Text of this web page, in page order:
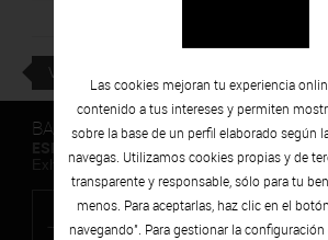
VOLVER
BARCELONA
ESPAIS VOLART
Exhibiciones temporales Arte Contemporáneo
Las cookies mejoran tu experiencia
contenido a tus intereses y permiten
sobre la base de un perfil elaborado según
navegas. Utilizamos cookies propias y de
transparente y responsable, sólo para tu
menos. Para aceptarlas, haz clic en el
navegando". Para gestionar la